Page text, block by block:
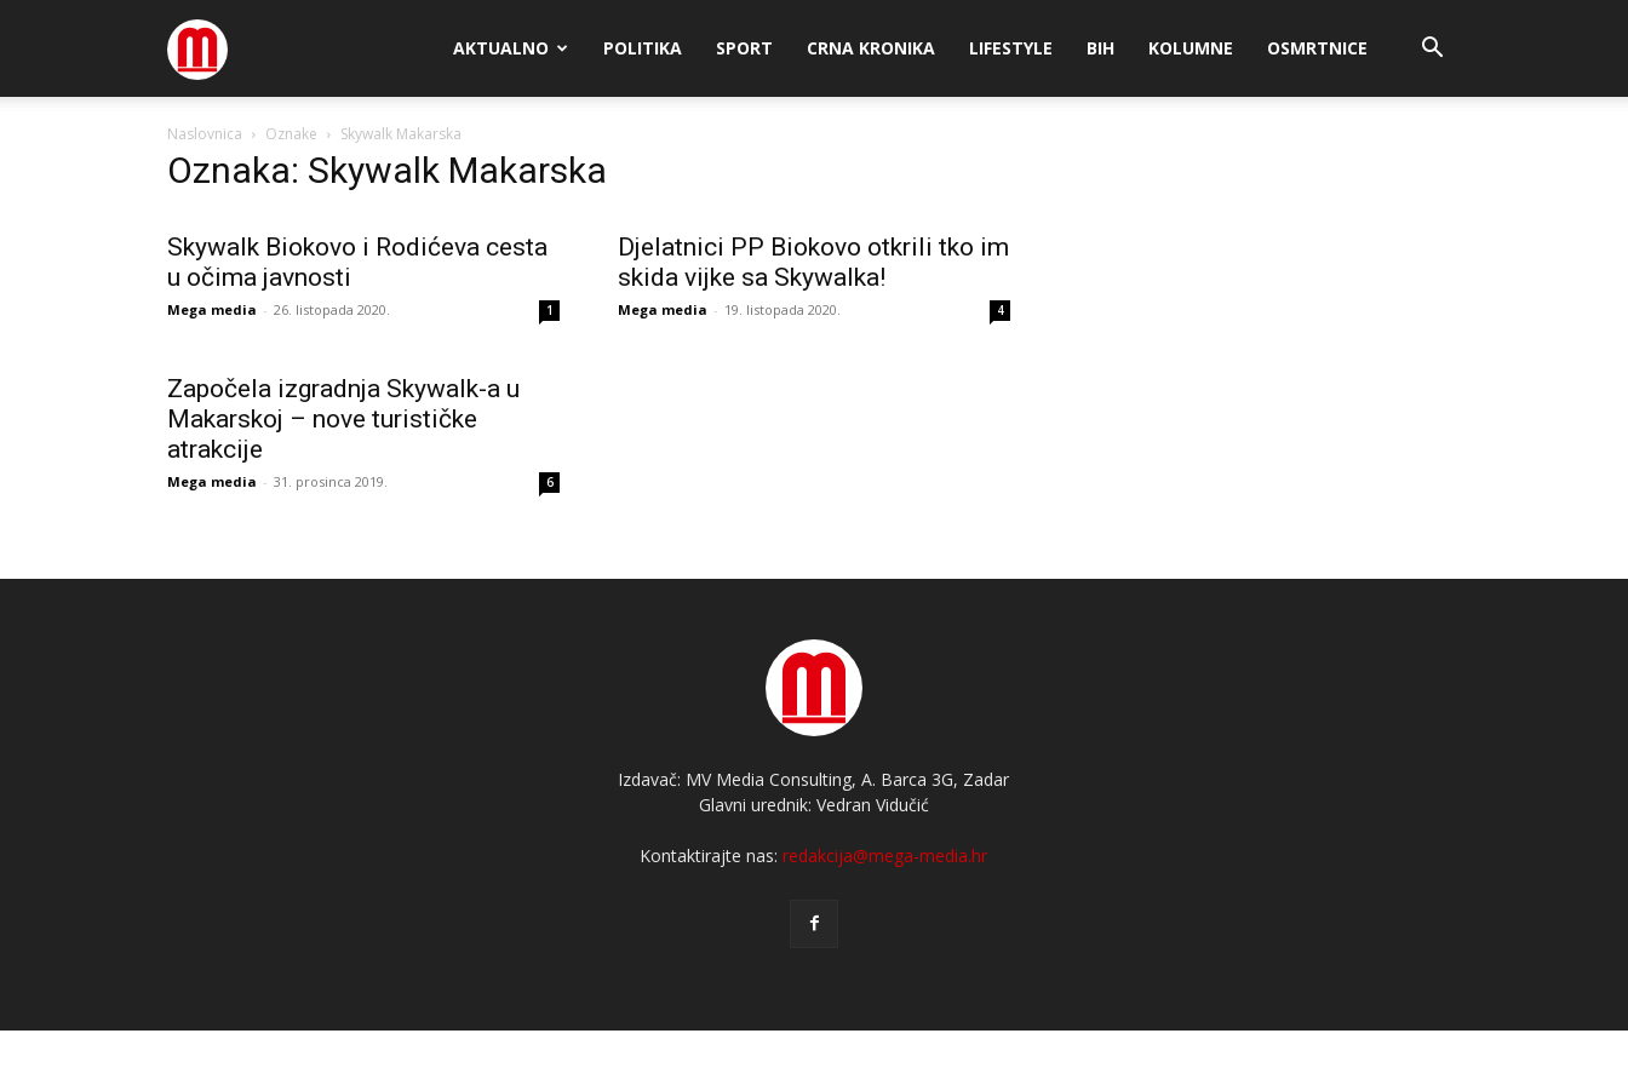
Megamedia AKTUALNO POLITIKA SPORT CRNA KRONIKA LIFESTYLE BIH KOLUMNE OSMRTNICE
Naslovnica Oznake Skywalk Makarska
Oznaka: Skywalk Makarska
Skywalk Biokovo i Rodićeva cesta
u očima javnosti
Mega media - 26. listopada 2020. 1
Djelatnici PP Biokovo otkrili tko im
skida vijke sa Skywalka!
Mega media - 19. listopada 2020. 4
Započela izgradnja Skywalk-a u
Makarskoj – nove turističke
atrakcije
Mega media - 31. prosinca 2019. 6
Izdavač: MV Media Consulting, A. Barca 3G, Zadar
Glavni urednik: Vedran Vidučić
Kontaktirajte nas:redakcija@mega-media.hr